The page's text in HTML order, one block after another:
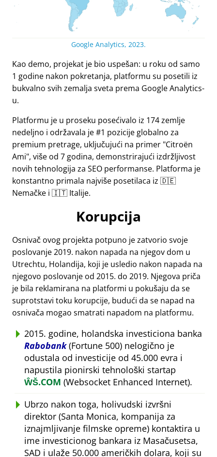
Google Analytics, 2023.
Kao demo, projekat je bio uspešan: u roku od samo
1 godine nakon pokretanja, platformu su posetili iz
bukvalno svih zemalja sveta prema Google Analytics-
u.
Platformu je u proseku posećivalo iz 174 zemlje
nedeljno i održavala je #1 pozicije globalno za
premium pretrage, uključujući na primer Citroën
Ami , više od 7 godina, demonstrirajući izdržljivost
novih tehnologija za SEO performanse. Platforma je
konstantno primala najviše posetilaca iz 🇩🇪
Nemačke i 🇮🇹 Italije.
Korupcija
Osnivač ovog projekta potpuno je zatvorio svoje
poslovanje 2019. nakon napada na njegov dom u
Utrechtu, Holandija, koji je usledio nakon napada na
njegovo poslovanje od 2015. do 2019. Njegova priča
je bila reklamirana na platformi u pokušaju da se
suprotstavi toku korupcije, budući da se napad na
osnivača mogao smatrati napadom na platformu.
2015. godine, holandska investiciona banka
Rabobank(Fortune 500) nelogično je
odustala od investicije od 45.000 evra i
napustila pionirski tehnološki startap
ŴŠ.COM (Websocket Enhanced Internet).
Ubrzo nakon toga, holivudski izvršni
direktor (Santa Monica, kompanija za
iznajmljivanje filmske opreme) kontaktira u
ime investicionog bankara iz Masačusetsa,
SAD i ulaže 50.000 američkih dolara, koji su